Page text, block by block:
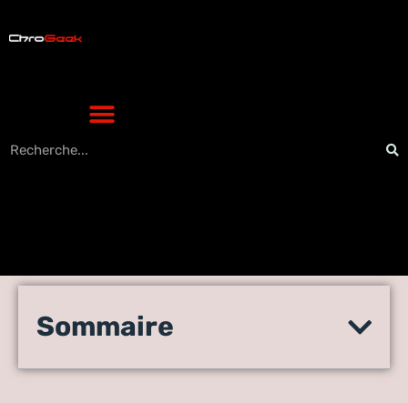
le guide ultime pour choisir
parfaite pour vos besoins
Sommaire